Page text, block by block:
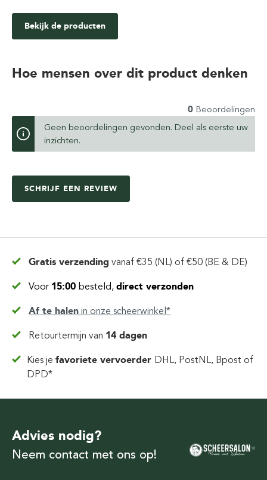
Bekijk de producten
Hoe mensen over dit product denken
0 Beoordelingen
Geen beoordelingen gevonden. Deel als eerste uw
inzichten.
SCHRIJF EEN REVIEW
Gratis verzending vanaf €35 (NL) of €50 (BE & DE)
Voor 15:00 besteld, direct verzonden
Af te halen in onze scheerwinkel*
Retourtermijn van 14 dagen
Kies jefavoriete vervoerder DHL, PostNL, Bpost of
DPD*
Advies nodig?
Neem contact met ons op!